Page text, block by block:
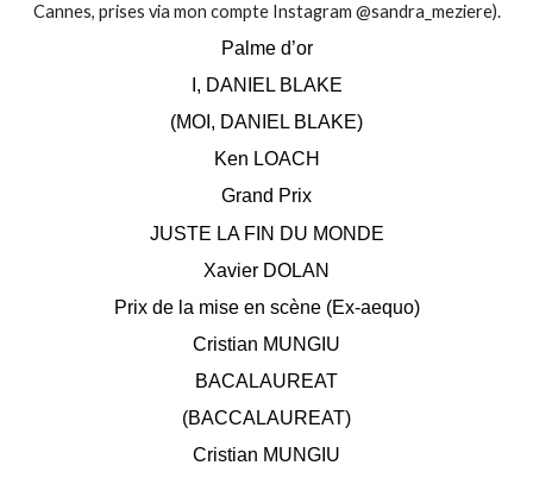
Cannes, prises via mon compte Instagram @sandra_meziere).
Palme d’or
I, DANIEL BLAKE
(MOI, DANIEL BLAKE)
Ken LOACH
Grand Prix
JUSTE LA FIN DU MONDE
Xavier DOLAN
Prix de la mise en scène (Ex-aequo)
Cristian MUNGIU
BACALAUREAT
(BACCALAUREAT)
Cristian MUNGIU